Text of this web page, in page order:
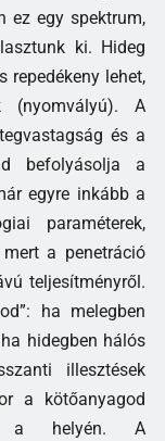
ez egy spektrum,
ki. Hideg
repedékeny lehet,
(nyomvályú). A
és a
befolyásolja a
egyre inkább a
paraméterek,
a penetráció
teljesítményről.
ha melegben
hidegben hálós
illesztések
a kötőanyagod
a helyén. A